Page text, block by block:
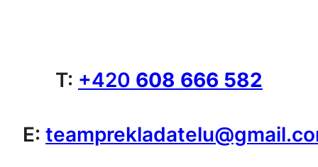
T: +420 608 666 582
E: